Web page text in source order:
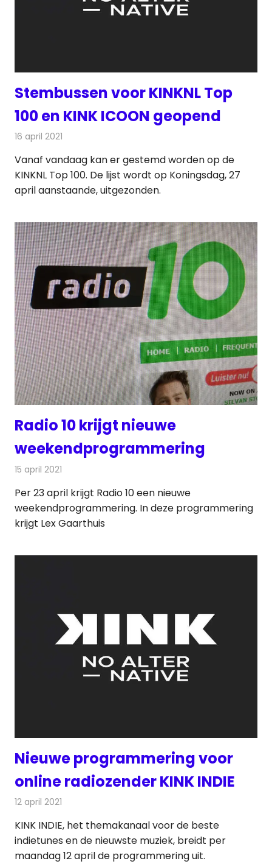
Stembussen voor KINKNL Top
100 en KINK ICOON geopend
16 april 2021
Vanaf vandaag kan er gestemd worden op de
KINKNL Top 100. De lijst wordt op Koningsdag, 27
april aanstaande, uitgezonden.
Radio 10 krijgt nieuwe
weekendprogrammering
15 april 2021
Per 23 april krijgt Radio 10 een nieuwe
weekendprogrammering. In deze programmering
krijgt Lex Gaarthuis
Nieuwe programmering voor
online radiozender KINK INDIE
12 april 2021
KINK INDIE, het themakanaal voor de beste
indietunes en de nieuwste muziek, breidt per
maandag 12 april de programmering uit.